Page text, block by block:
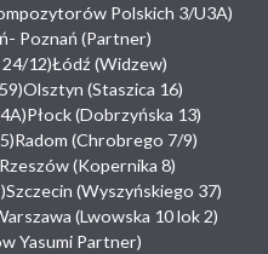
Polskich 3/U3A)
Poznań (Partner)
12)Łódź (Widzew)
Olsztyn (Staszica 16)
Płock (Dobrzyńska 13)
Radom (Chrobrego 7/9)
Rzeszów (Kopernika 8)
Szczecin (Wyszyńskiego 37)
(Lwowska 10 lok 2)
Yasumi Partner)